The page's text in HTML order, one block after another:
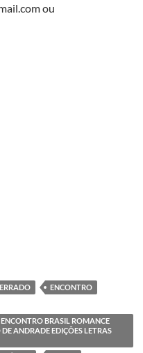
ou
ENCONTRO
BRASIL ROMANCE
ANDRADE EDIÇÕES LETRAS